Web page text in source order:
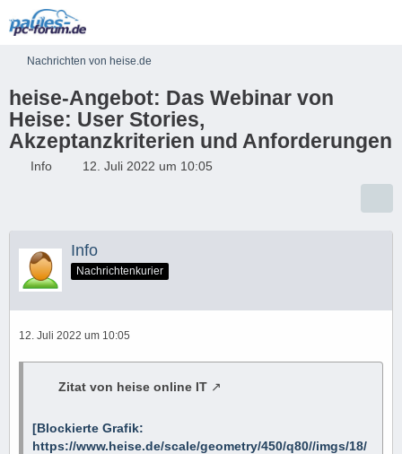
Nachrichten von heise.de
heise-Angebot: Das Webinar von
Heise: User Stories,
Akzeptanzkriterien und Anforderungen
Info 12. Juli 2022 um 10:05
Info
Nachrichtenkurier
12. Juli 2022 um 10:05
Zitat von heise online IT
[Blockierte Grafik:
https://www.heise.de/scale/geometry/450/q80//imgs/18/